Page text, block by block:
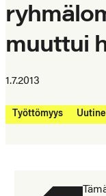
muuttui
1.7.2013
Työttömyys